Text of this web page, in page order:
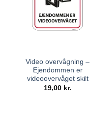
Video overvågning –
Ejendommen er
videoovervåget skilt
19,00 kr.